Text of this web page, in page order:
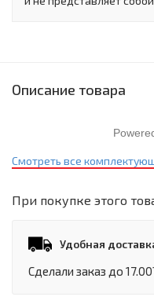
Описание товара
Смотреть все
При покупке этого
Удобная
Сделали заказ до